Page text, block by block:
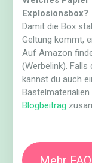
Explosionsbox?
Damit die Box
Geltung kommt,
Auf Amazon
(Werbelink).
kannst du auch
Blogbeitrag